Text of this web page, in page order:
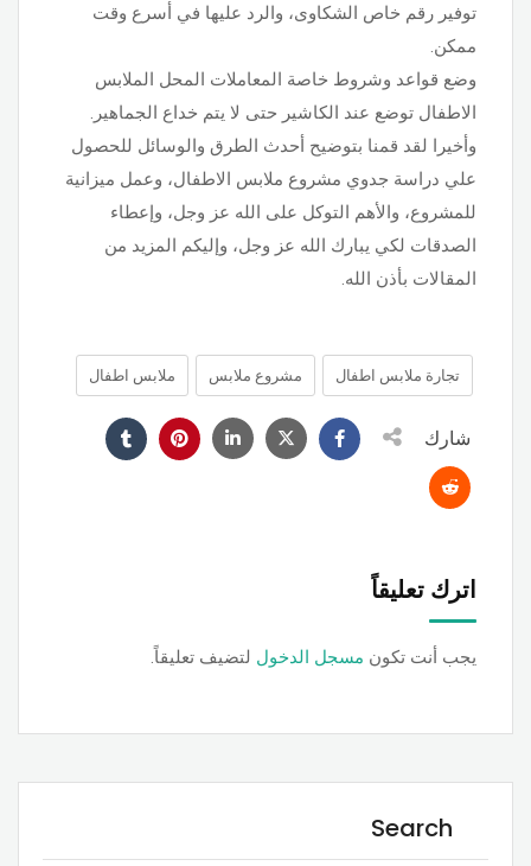
توفير رقم خاص الشكاوى، والرد عليها في أسرع وقت
ممكن.
وضع قواعد وشروط خاصة المعاملات المحل الملابس
الاطفال توضع عند الكاشير حتى لا يتم خداع الجماهير.
وأخيرا لقد قمنا بتوضيح أحدث الطرق والوسائل للحصول
علي دراسة جدوي مشروع ملابس الاطفال، وعمل ميزانية
للمشروع، والأهم التوكل على الله عز وجل، وإعطاء
الصدقات لكي يبارك الله عز وجل، وإليكم المزيد من
المقالات بأذن الله.
تجارة ملابس اطفال مشروع ملابس ملابس اطفال
شارك
اترك تعليقاً
يجب أنت تكون مسجل الدخول لتضيف تعليقاً.
Search